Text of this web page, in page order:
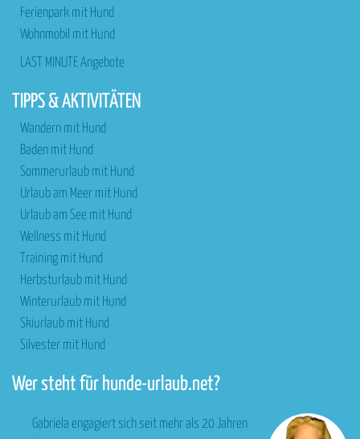
Ferienpark mit Hund
Wohnmobil mit Hund
LAST MINUTE Angebote
TIPPS & AKTIVITÄTEN
Wandern mit Hund
Baden mit Hund
Sommerurlaub mit Hund
Urlaub am Meer mit Hund
Urlaub am See mit Hund
Wellness mit Hund
Training mit Hund
Herbsturlaub mit Hund
Winterurlaub mit Hund
Skiurlaub mit Hund
Silvester mit Hund
Wer steht für hunde-urlaub.net?
Gabriela engagiert sich seit mehr als 20 Jahren